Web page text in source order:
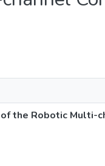
the Robotic Multi-